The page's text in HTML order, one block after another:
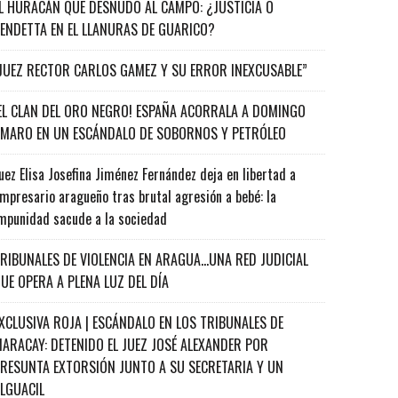
HURACÁN QUE DESNUDÓ AL CAMPO: ¿JUSTICIA O
EN EL LLANURAS DE GUARICO?
RECTOR CARLOS GAMEZ Y SU ERROR INEXCUSABLE”
CLAN DEL ORO NEGRO! ESPAÑA ACORRALA A DOMINGO
EN UN ESCÁNDALO DE SOBORNOS Y PETRÓLEO
Elisa Josefina Jiménez Fernández deja en libertad a
aragueño tras brutal agresión a bebé: la
sacude a la sociedad
DE VIOLENCIA EN ARAGUA…UNA RED JUDICIAL
OPERA A PLENA LUZ DEL DÍA
ROJA | ESCÁNDALO EN LOS TRIBUNALES DE
DETENIDO EL JUEZ JOSÉ ALEXANDER POR
EXTORSIÓN JUNTO A SU SECRETARIA Y UN